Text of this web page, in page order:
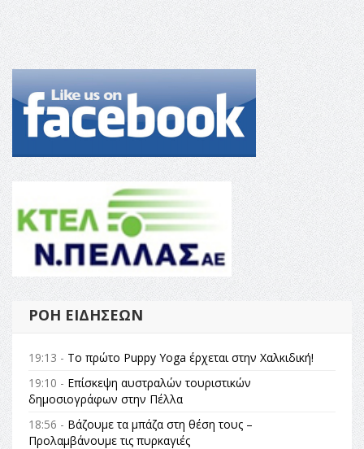
ΡΟΉ ΕΙΔΉΣΕΩΝ
19:13 - Το πρώτο Puppy Yoga έρχεται στην Χαλκιδική!
19:10 - Επίσκεψη αυστραλών τουριστικών
δημοσιογράφων στην Πέλλα
18:56 - Βάζουμε τα μπάζα στη θέση τους –
Προλαμβάνουμε τις πυρκαγιές